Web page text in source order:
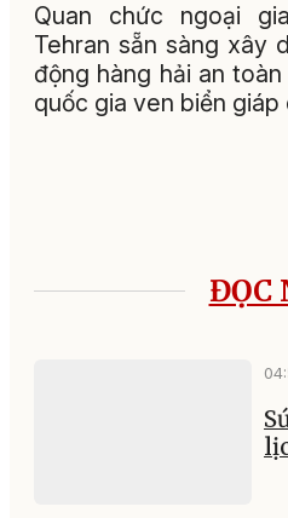
Quan chức ngoại
Tehran sẵn sàng xây
động hàng hải an
quốc gia ven biển
ĐỌC